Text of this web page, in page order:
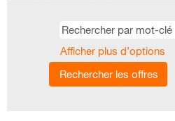
Afficher plus d’options